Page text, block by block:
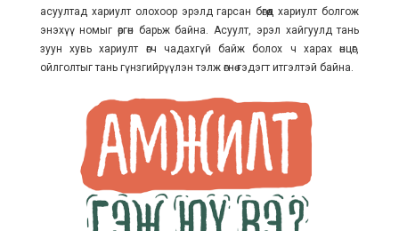
асуултад хариулт олохоор эрэлд гарсан бөгөөд хариулт болгож
энэхүү номыг өргөн барьж байна. Асуулт, эрэл хайгуулд тань
зуун хувь хариулт өгч чадахгүй байж болох ч харах өнцөг,
ойлголтыг тань гүнзгийрүүлэн тэлж өгнө гэдэгт итгэлтэй байна.